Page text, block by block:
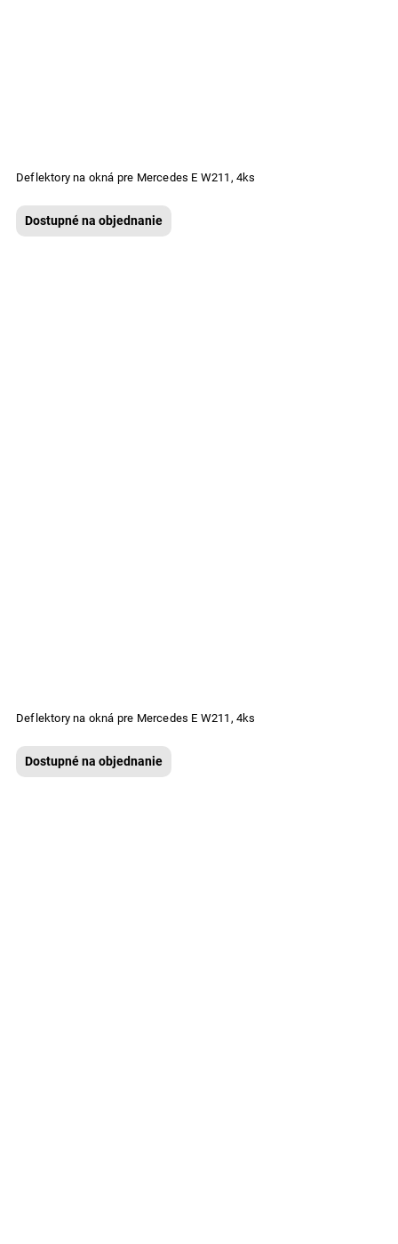
Deflektory na okná pre Mercedes E W211, 4ks
Dostupné na objednanie
Deflektory na okná pre Mercedes E W211, 4ks
Dostupné na objednanie